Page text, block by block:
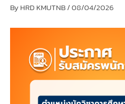
By HRD KMUTNB/08/04/2026